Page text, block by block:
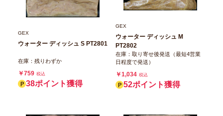
GEX
ウォーター ディッシュ S PT2801
在庫：残りわずか
￥759 税込
38ポイント獲得
GEX
ウォーター ディッシュ M
PT2802
在庫：取り寄せ後発送（最短4営業
日程度で発送）
￥1,034 税込
52ポイント獲得